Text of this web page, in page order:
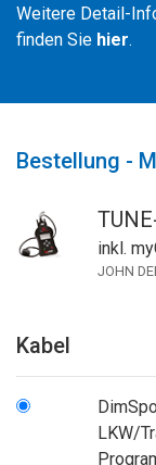
Weitere Detail-
finden Sie hier.
Bestellung -
inkl.
JOHN
Kabel
LKW/